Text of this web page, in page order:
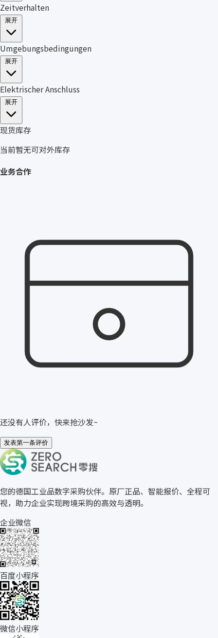
Zeitverhalten
Umgebungsbedingungen
Elektrischer Anschluss
现货库存
当前暂无可对外库存
业务合作
还没有人评价，快来抢沙发~
发表第一条评价
关于零搜
您的德国工业品数字采购伙伴。原厂正品、智能报价、全程可
视，助力企业实现跨境采购的高效与透明。
企业微信
百度小程序
微信小程序